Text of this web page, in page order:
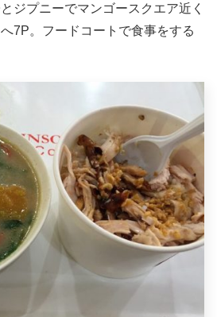
ジプニーでマンゴースクエア近く
7P。フードコートで食事をする